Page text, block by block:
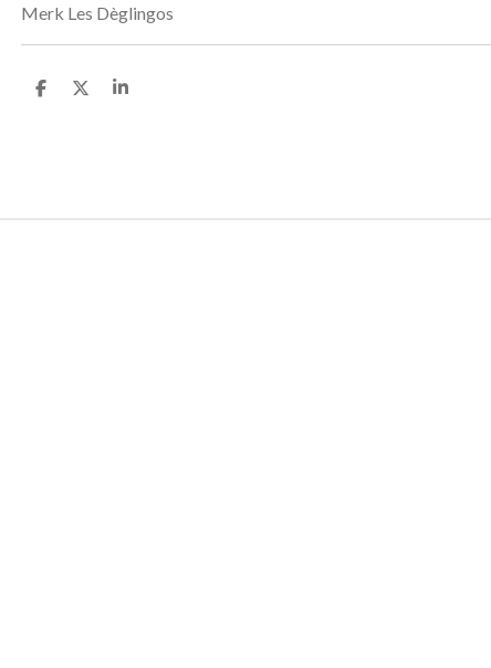
Merk Les Dèglingos
D
D
S